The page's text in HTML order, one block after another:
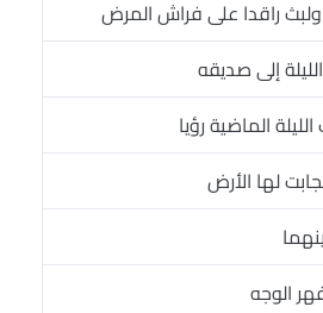
راقدا على فراش المرض
إلى صديقه
الماضية رؤيا
لها الأرض
الوجه